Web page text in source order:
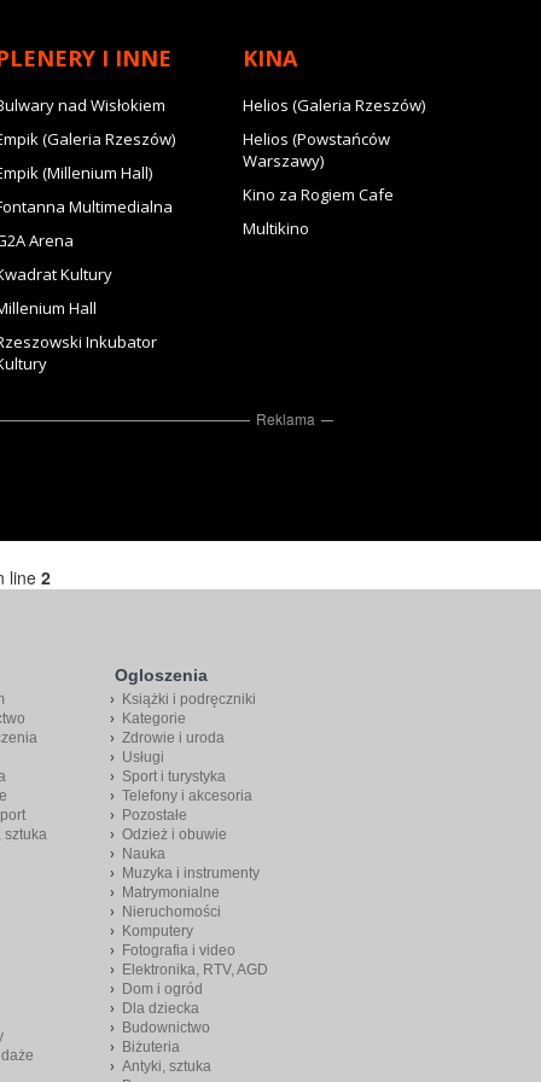
I INNE
nad Wisłokiem
(Galeria Rzeszów)
(Millenium Hall)
Multimedialna
Arena
Kultury
Hall
Inkubator
KINA
Helios (Galeria Rzeszów)
Helios (Powstańców
Warszawy)
Kino za Rogiem Cafe
Multikino
Reklama
line 2
sztuka
Ogloszenia
Książki i podręczniki
Kategorie
Zdrowie i uroda
Usługi
Sport i turystyka
Telefony i akcesoria
Pozostałe
Odzież i obuwie
Nauka
Muzyka i instrumenty
Matrymonialne
Nieruchomości
Komputery
Fotografia i video
Elektronika, RTV, AGD
Dom i ogród
Dla dziecka
Budownictwo
Biżuteria
Antyki, sztuka